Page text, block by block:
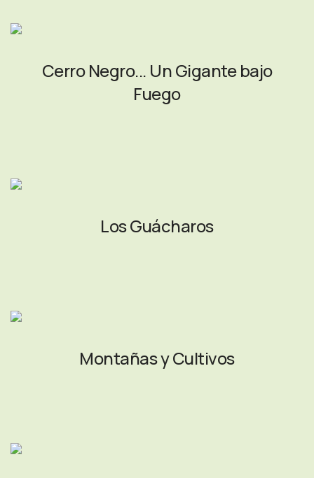
Cerro Negro... Un Gigante bajo
Fuego
Los Guácharos
Montañas y Cultivos